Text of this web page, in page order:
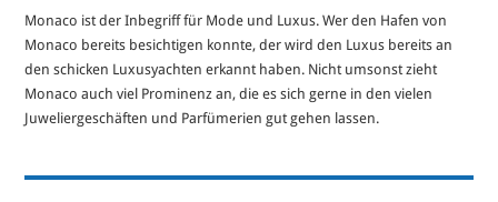
Monaco ist der Inbegriff für Mode und Luxus. Wer den Hafen von
Monaco bereits besichtigen konnte, der wird den Luxus bereits an
den schicken Luxusyachten erkannt haben. Nicht umsonst zieht
Monaco auch viel Prominenz an, die es sich gerne in den vielen
Juweliergeschäften und Parfümerien gut gehen lassen.